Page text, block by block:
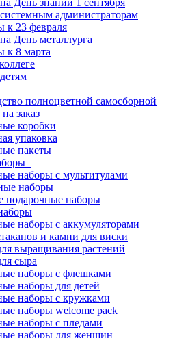
День знаний 1 сентября
администраторам
к 23 февраля
День металлурга
к 8 марта
полноцветной самосборной
заказ
коробки
упаковка
пакеты
наборы с мультитулами
наборы
подарочные наборы
наборы с аккумуляторами
и камни для виски
выращивания растений
сыра
наборы с флешками
наборы для детей
наборы с кружками
наборы welcome pack
наборы с пледами
наборы для женщин